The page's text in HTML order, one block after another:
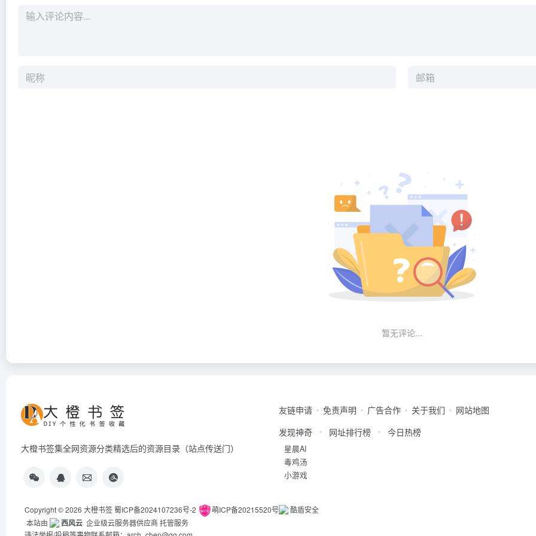
暂无评论...
大橙书签集全网资源分类精选后的资源目录（站点传送门）
友链申请 免责声明 广告合作 关于我们
网站地图
发现神奇
星晨AI
毒鸡汤
小游戏
网址排行榜 今日热榜
Copyright © 2026 大橙书签蜀ICP备2024107236号-2 萌ICP备20215520号
酷盾安全
本站由
西风云 企业级云服务器供应商 托管服务